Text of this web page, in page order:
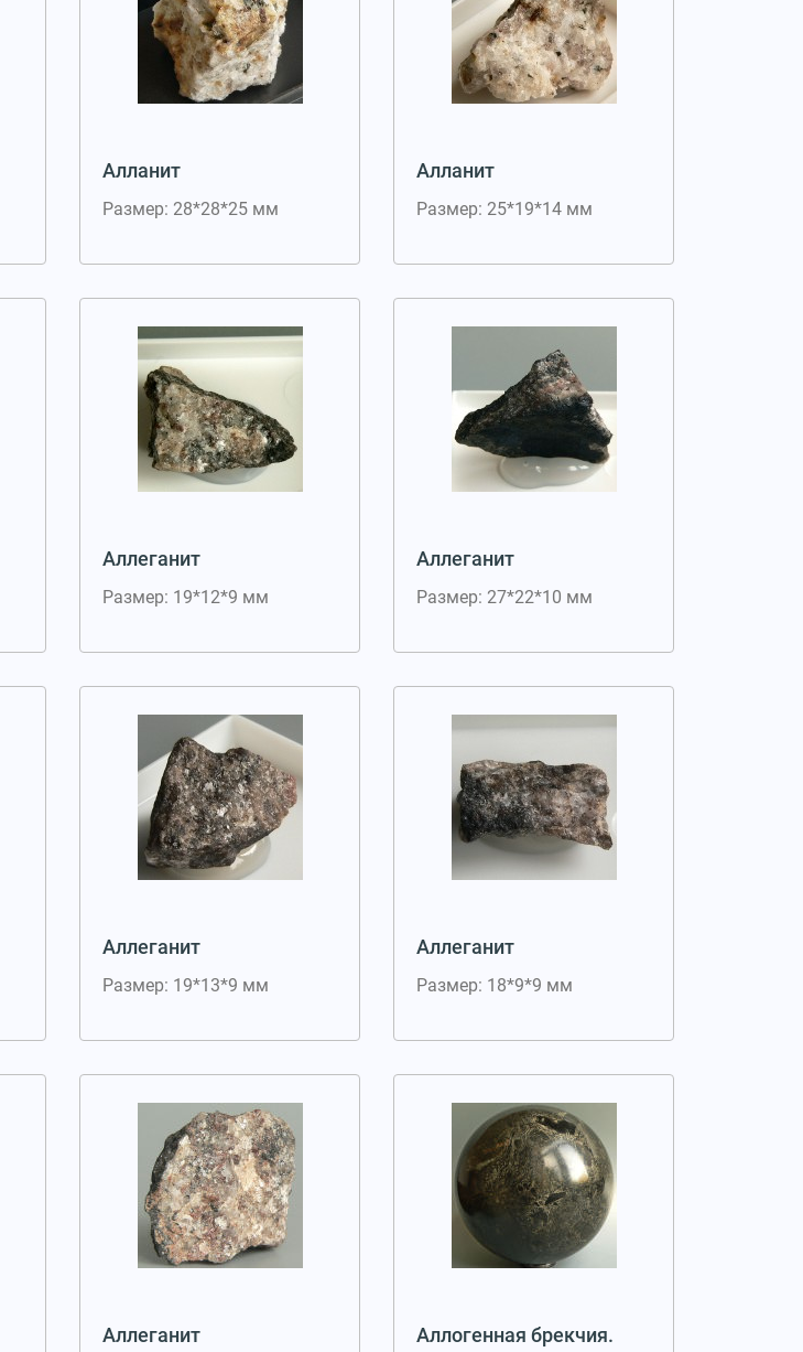
Алланит
Размер: 28*28*25 мм
Алланит
Размер: 25*19*14 мм
Аллеганит
Размер: 19*12*9 мм
Аллеганит
Размер: 27*22*10 мм
Аллеганит
Размер: 19*13*9 мм
Аллеганит
Размер: 18*9*9 мм
Аллеганит
Аллогенная брекчия.